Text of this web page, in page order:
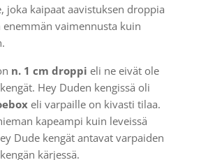
joka kaipaat aavistuksen droppia
vaimennusta kuin
n. 1 cm droppi eli ne eivät ole
Hey Duden kengissä oli
eli varpaille on kivasti tilaa.
kapeampi kuin leveissä
Dude kengät antavat varpaiden
kärjessä.